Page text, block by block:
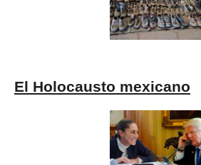
El Holocausto mexicano